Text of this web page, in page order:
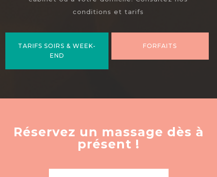
conditions et tarifs
TARIFS SOIRS & WEEK-
END
FORFAITS
Réservez un massage dès à
présent !